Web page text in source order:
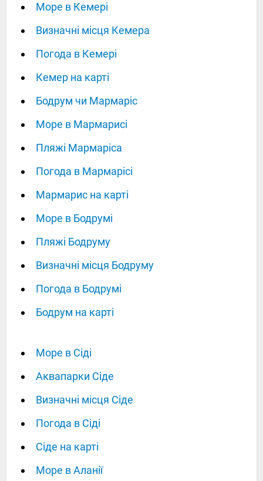
Море в Кемері
Визначні місця Кемера
Погода в Кемері
Кемер на карті
Бодрум чи Мармаріс
Море в Мармарисі
Пляжі Мармаріса
Погода в Мармарісі
Мармарис на карті
Море в Бодрумі
Пляжі Бодруму
Визначні місця Бодруму
Погода в Бодрумі
Бодрум на карті
Море в Сіді
Аквапарки Сіде
Визначні місця Сіде
Погода в Сіді
Сіде на карті
Море в Аланії